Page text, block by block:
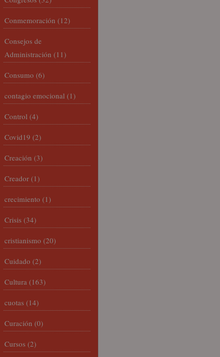
Conmemoración (12)
Consejos de
Administración (11)
Consumo (6)
contagio emocional (1)
Control (4)
Covid19 (2)
Creación (3)
Creador (1)
crecimiento (1)
Crisis (34)
cristianismo (20)
Cuidado (2)
Cultura (163)
cuotas (14)
Curación (0)
Cursos (2)